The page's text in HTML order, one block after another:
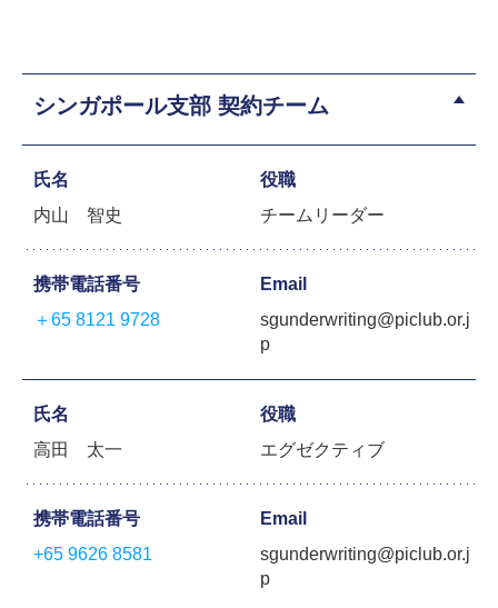
シンガポール支部 契約チーム
氏名
内山 智史
役職
チームリーダー
携帯電話番号
＋65 8121 9728
Email
sgunderwriting@piclub.or.j
p
氏名
高田 太一
役職
エグゼクティブ
携帯電話番号
+65 9626 8581
Email
sgunderwriting@piclub.or.j
p